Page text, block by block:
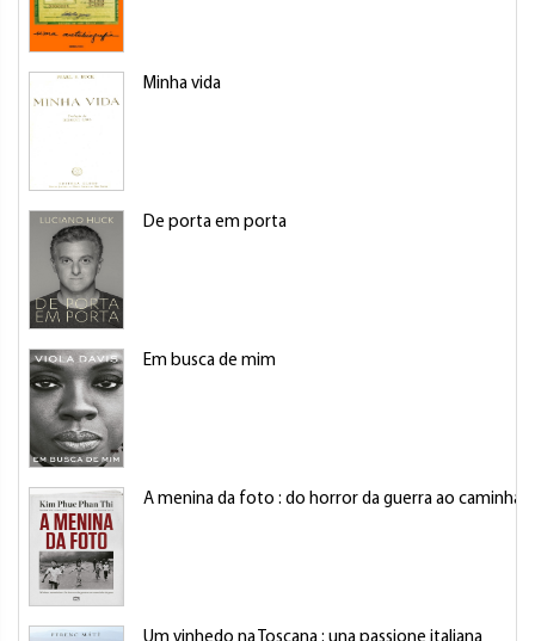
Minha vida
De porta em porta
Em busca de mim
A menina da foto : do horror da guerra ao caminha